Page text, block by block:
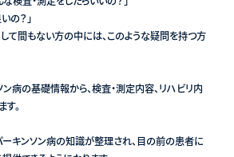
の？」
て間もない方の中には、このような疑問を持つ方
病の基礎情報から、検査・測定内容、リハビリ内
。
ーキンソン病の知識が整理され、目の前の患者に